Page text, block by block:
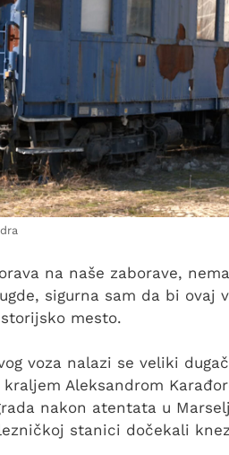
na naše zaborave,
sigurna sam da bi ovaj
mesto.
voza nalazi se veliki
Aleksandrom
nakon atentata u
stanici dočekali